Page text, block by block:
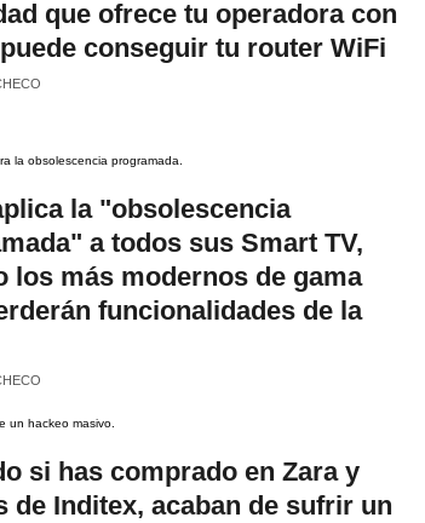
que ofrece tu operadora con
conseguir tu router WiFi
la "obsolescencia
a todos sus Smart TV,
los más modernos de gama
funcionalidades de la
si has comprado en Zara y
de Inditex, acaban de sufrir un